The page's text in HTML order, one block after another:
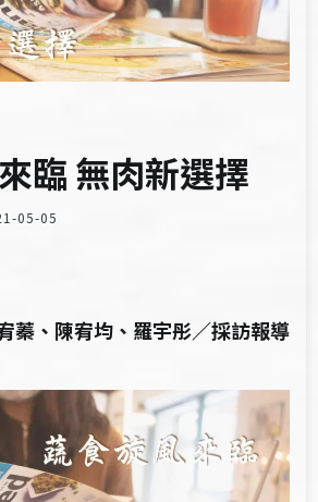
臨 無肉新選擇
05-05
蓁、陳宥均、羅宇彤／採訪報導